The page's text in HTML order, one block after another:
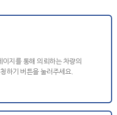
이지를 통해 의뢰하는 차량의
하기 버튼을 눌러주세요.